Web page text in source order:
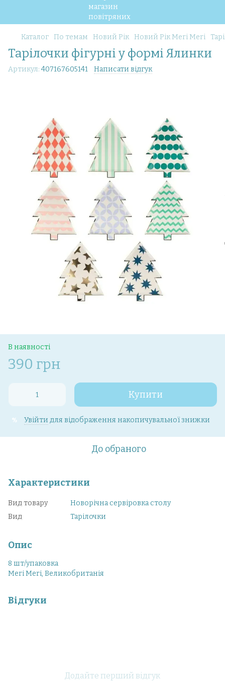
Каталог По темам Новий Рік Новий Рік Meri Meri
Тарілочки фігурні у формі Ялинки
Артикул: 407167605141 Написати відгук
В наявності
390 грн
Купити
% Увійти для відображення накопичувальної знижки
До обраного
Характеристики
Вид товару
Новорічна сервіровка столу
Вид
Тарілочки
Опис
8 шт/упаковка
Meri Meri, Великобританія
Відгуки
Додайте перший відгук